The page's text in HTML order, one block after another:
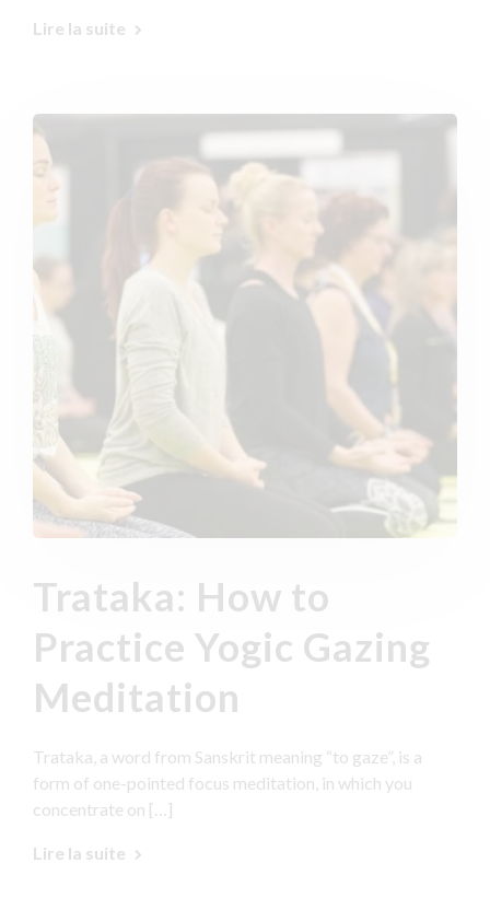
Lire la suite
Trataka: How to
Practice Yogic Gazing
Meditation
Trataka, a word from Sanskrit meaning “to gaze”, is a
form of one-pointed focus meditation, in which you
concentrate on […]
Lire la suite